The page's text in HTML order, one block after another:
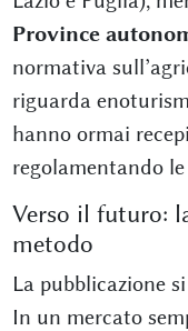
Province
normativa
riguarda
hanno ormai
regolamentando
Verso il futuro:
metodo
La pubblicazione
In un mercato